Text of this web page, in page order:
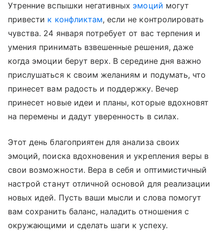
Утренние вспышки негативных эмоций могут
привести к конфликтам, если не контролировать
чувства. 24 января потребует от вас терпения и
умения принимать взвешенные решения, даже
когда эмоции берут верх. В середине дня важно
прислушаться к своим желаниям и подумать, что
принесет вам радость и поддержку. Вечер
принесет новые идеи и планы, которые вдохновят
на перемены и дадут уверенность в силах.
Этот день благоприятен для анализа своих
эмоций, поиска вдохновения и укрепления веры в
свои возможности. Вера в себя и оптимистичный
настрой станут отличной основой для реализации
новых идей. Пусть ваши мысли и слова помогут
вам сохранить баланс, наладить отношения с
окружающими и сделать шаги к успеху.